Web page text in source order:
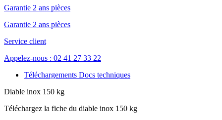
Garantie 2 ans pièces
Garantie 2 ans pièces
Service client
Appelez-nous : 02 41 27 33 22
Téléchargements Docs techniques
Diable inox 150 kg
Téléchargez la fiche du diable inox 150 kg